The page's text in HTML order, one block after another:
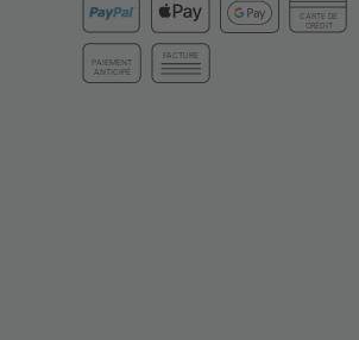
CARTE DE
CRÉDIT
PAIEMENT
ANTICIPÉ
FACTURE